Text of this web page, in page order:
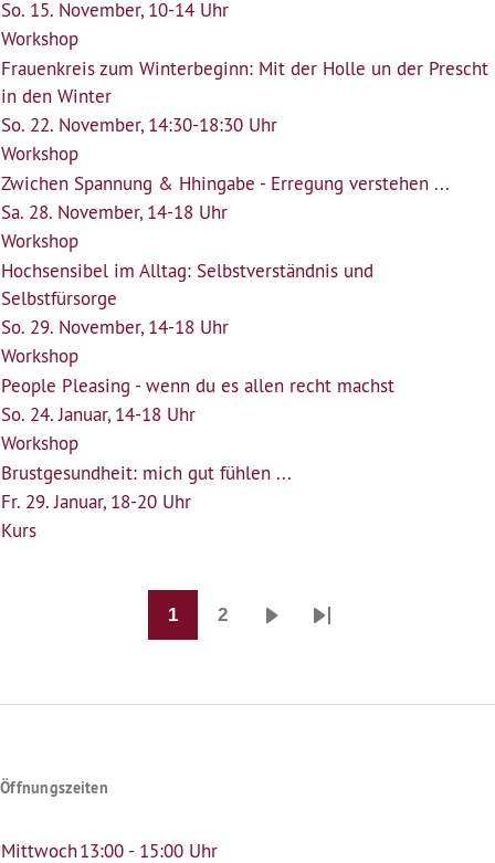
So. 15. November, 10-14 Uhr
Workshop
Frauenkreis zum Winterbeginn: Mit der Holle un der Prescht
in den Winter
So. 22. November, 14:30-18:30 Uhr
Workshop
Zwichen Spannung & Hhingabe - Erregung verstehen ...
Sa. 28. November, 14-18 Uhr
Workshop
Hochsensibel im Alltag: Selbstverständnis und
Selbstfürsorge
So. 29. November, 14-18 Uhr
Workshop
People Pleasing - wenn du es allen recht machst
So. 24. Januar, 14-18 Uhr
Workshop
Brustgesundheit: mich gut fühlen ...
Fr. 29. Januar, 18-20 Uhr
Kurs
Seitennummerierung
1 2
NächsteLast
Öffnungszeiten
Mittwoch13:00 - 15:00 Uhr